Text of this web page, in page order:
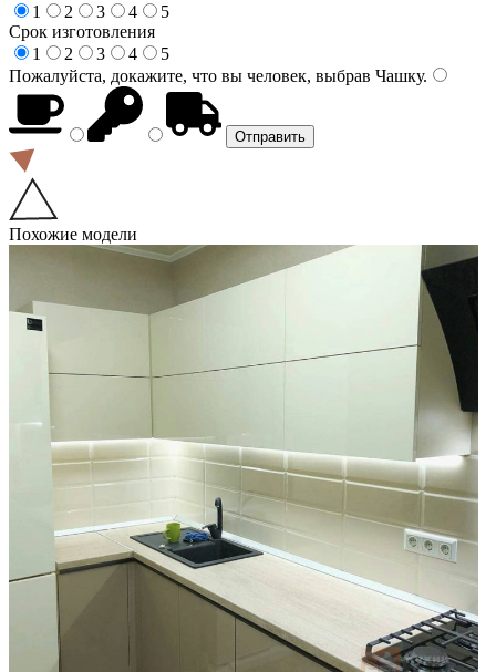
1
2 3 4
5
Срок изготовления
1
2 3 4
5
Пожалуйста, докажите, что вы человек, выбрав Чашку.
Похожие модели